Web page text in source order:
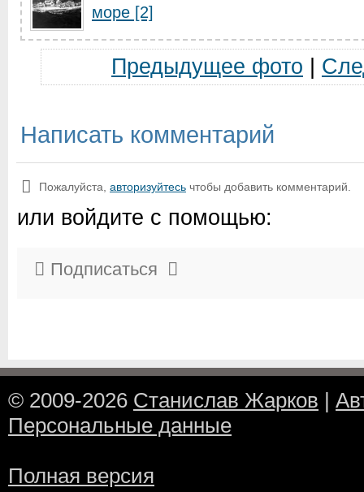
море [2]
Предыдущее фото
Написать комментарий
Пожалуйста, авторизуйтесь чтобы добавить комментарий.
или войдите с помощью:
Подписаться
© 2009-2026 Станислав Жарков |
Персональные данные
Полная версия